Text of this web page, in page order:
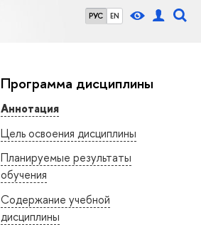
РУС EN
Программа дисциплины
Аннотация
Цель освоения дисциплины
Планируемые результаты
обучения
Содержание учебной
дисциплины